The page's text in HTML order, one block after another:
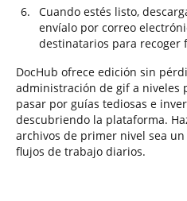
Cuando estés listo,
envíalo por correo
destinatarios para recoger
DocHub ofrece edición sin
administración de gif a niveles
pasar por guías tediosas e
descubriendo la plataforma.
archivos de primer nivel sea
flujos de trabajo diarios.